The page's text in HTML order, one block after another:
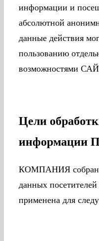
информации и
абсолютной
данные действия
пользованию
возможностями
Цели
КОМПАНИЯ
данных
применена для